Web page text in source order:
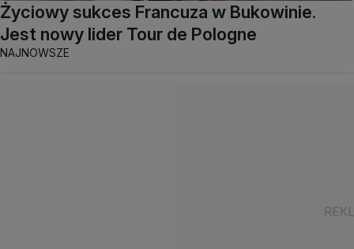
Życiowy sukces Francuza w Bukowinie.
Jest nowy lider Tour de Pologne
NAJNOWSZE